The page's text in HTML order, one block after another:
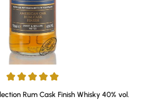
von 5 von 5 Sternen
Rum Cask Finish Whisky 40% vol.